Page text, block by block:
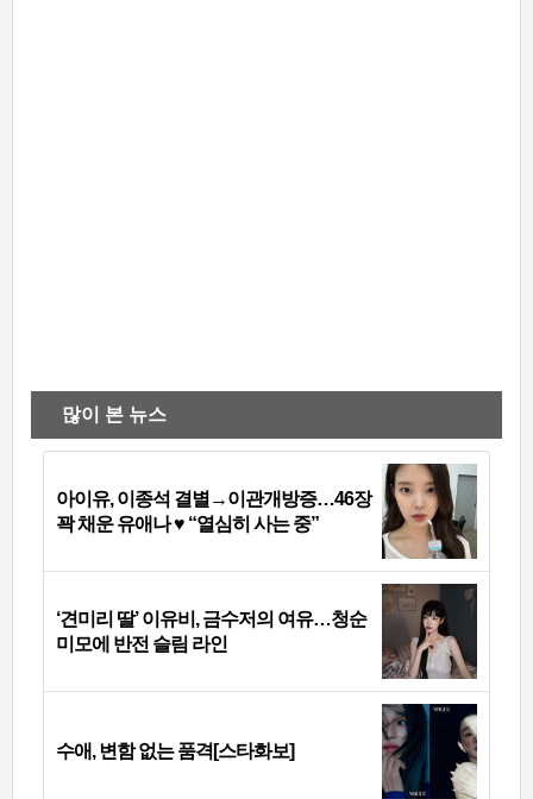
많이 본 뉴스
아이유, 이종석 결별→이관개방증…46장
꽉 채운 유애나 ♥ “열심히 사는 중”
‘견미리 딸’ 이유비, 금수저의 여유…청순
미모에 반전 슬림 라인
수애, 변함 없는 품격[스타화보]